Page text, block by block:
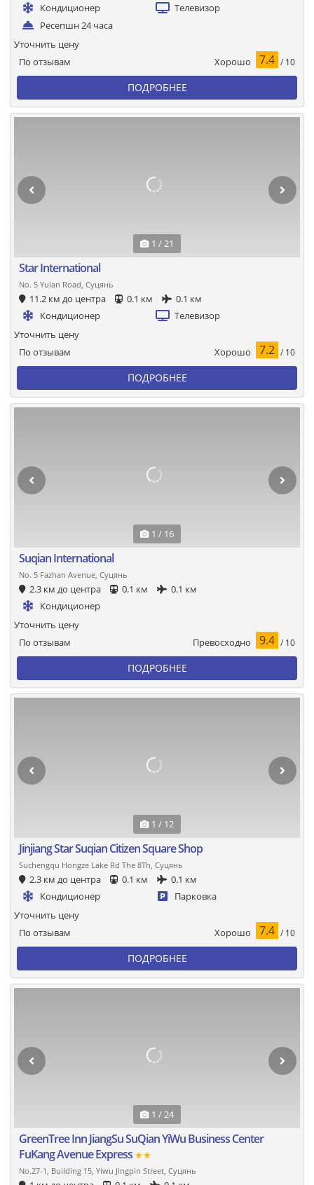
Кондиционер
Телевизор
Ресепшн 24 часа
По отзывам Хорошо 7.4 / 10
Уточнить цену
ПОДРОБНЕЕ
1 / 21
Star International
No. 5 Yulan Road, Суцянь
11.2 км до центра 0.1 км
0.1 км
Кондиционер
Телевизор
По отзывам Хорошо 7.2 / 10
Уточнить цену
ПОДРОБНЕЕ
1 / 16
Suqian International
No. 5 Fazhan Avenue, Суцянь
2.3 км до центра 0.1 км
0.1 км
Кондиционер
По отзывам Превосходно 9.4 / 10
Уточнить цену
ПОДРОБНЕЕ
1 / 12
Jinjiang Star Suqian Citizen Square Shop
Suchengqu Hongze Lake Rd The 8Th, Суцянь
2.3 км до центра 0.1 км
0.1 км
Кондиционер
Парковка
По отзывам Хорошо 7.4 / 10
Уточнить цену
ПОДРОБНЕЕ
1 / 24
GreenTree Inn JiangSu SuQian YiWu Business Center
FuKang Avenue Express ★★
No.27-1, Building 15, Yiwu Jingpin Street, Суцянь